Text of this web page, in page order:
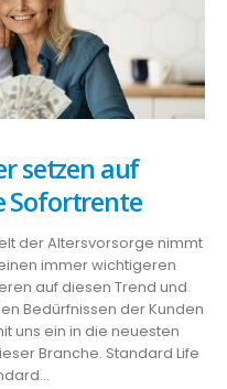
setzen auf
Sofortrente
der Altersvorsorge nimmt
immer wichtigeren
auf diesen Trend und
Bedürfnissen der Kunden
uns ein in die neuesten
Branche. Standard Life